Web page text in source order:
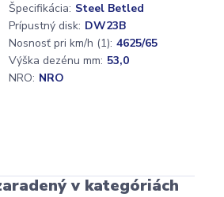
Špecifikácia: Steel Betled
Prípustný disk: DW23B
Nosnosť pri km/h (1): 4625/65
Výška dezénu mm: 53,0
NRO: NRO
v kategóriách